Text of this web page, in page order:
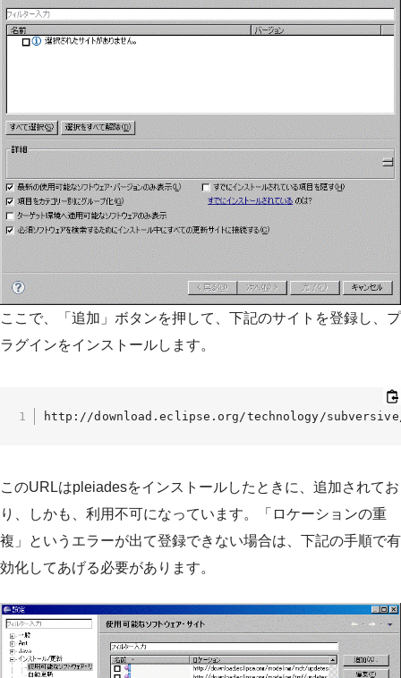
ここで、「追加」ボタンを押して、下記のサイトを登録し、プ
ラグインをインストールします。
http://download.eclipse.org/technology/
このURLはpleiadesをインストールしたときに、追加されてお
り、しかも、利用不可になっています。「ロケーションの重
複」というエラーが出て登録できない場合は、下記の手順で有
効化してあげる必要があります。